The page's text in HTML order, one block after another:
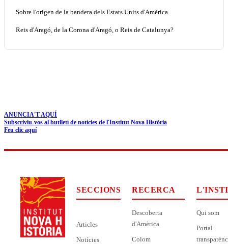
Sobre l'origen de la bandera dels Estats Units d'Amèrica
Reis d'Aragó, de la Corona d'Aragó, o Reis de Catalunya?
ANUNCIA'T AQUÍ
Subscriviu-vos al butlletí de notícies de l'Institut Nova Història
Feu clic aquí
SECCIONS
Articles
Notícies
RECERCA
Descoberta
d'Amèrica
Colom
Qui som
Portal